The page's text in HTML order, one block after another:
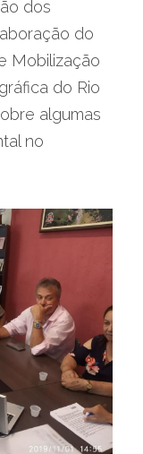
dos
do
Mobilização
do Rio
algumas
no